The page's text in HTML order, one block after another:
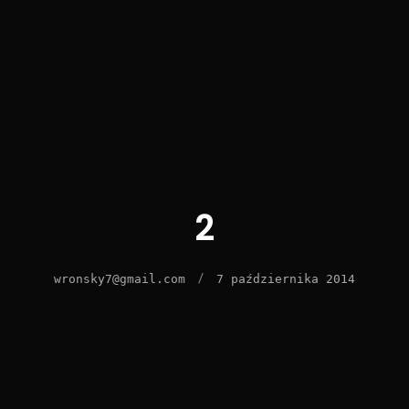
2
wronsky7@gmail.com / 7 października 2014